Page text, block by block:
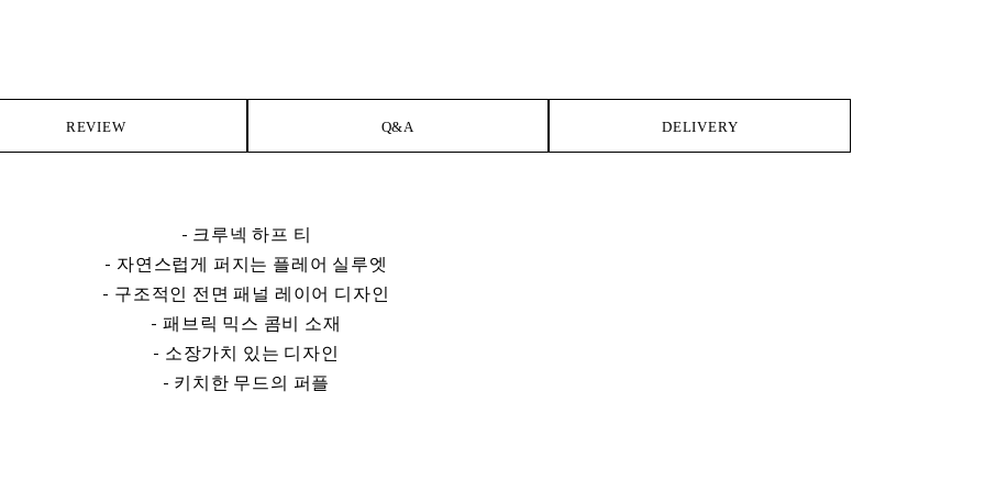
REVIEW Q&A DELIVERY
- 크루넥 하프 티
- 자연스럽게 퍼지는 플레어 실루엣
- 구조적인 전면 패널 레이어 디자인
- 패브릭 믹스 콤비 소재
- 소장가치 있는 디자인
- 키치한 무드의 퍼플